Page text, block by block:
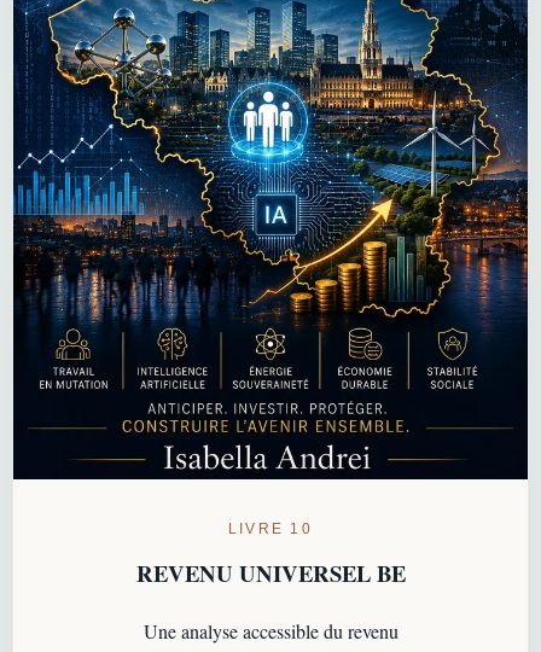
LIVRE 10
REVENU UNIVERSEL BE
Une analyse accessible du revenu